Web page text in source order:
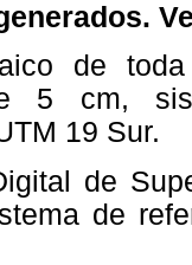
de
5 cm,
19 Sur.
de
de